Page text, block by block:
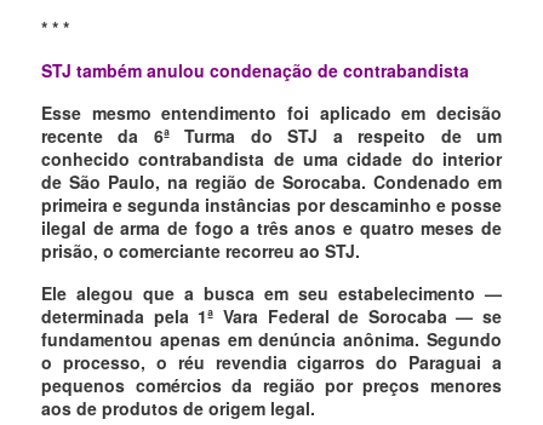
* * *
STJ também anulou condenação de contrabandista
Esse mesmo entendimento foi aplicado em decisão
recente da 6ª Turma do STJ a respeito de um
conhecido contrabandista de uma cidade do interior
de São Paulo, na região de Sorocaba. Condenado em
primeira e segunda instâncias por descaminho e posse
ilegal de arma de fogo a três anos e quatro meses de
prisão, o comerciante recorreu ao STJ.
Ele alegou que a busca em seu estabelecimento —
determinada pela 1ª Vara Federal de Sorocaba — se
fundamentou apenas em denúncia anônima. Segundo
o processo, o réu revendia cigarros do Paraguai a
pequenos comércios da região por preços menores
aos de produtos de origem legal.